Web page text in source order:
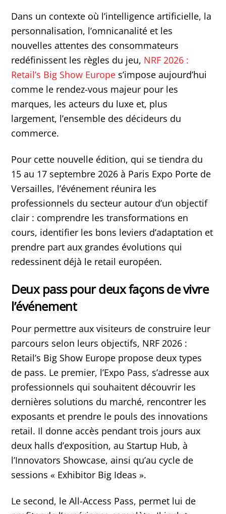
Dans un contexte où l’intelligence artificielle, la
personnalisation, l’omnicanalité et les
nouvelles attentes des consommateurs
redéfinissent les règles du jeu, NRF 2026 :
Retail’s Big Show Europe s’impose aujourd’hui
comme le rendez-vous majeur pour les
marques, les acteurs du luxe et, plus
largement, l’ensemble des décideurs du
commerce.
Pour cette nouvelle édition, qui se tiendra du
15 au 17 septembre 2026 à Paris Expo Porte de
Versailles, l’événement réunira les
professionnels du secteur autour d’un objectif
clair : comprendre les transformations en
cours, identifier les bons leviers d’adaptation et
prendre part aux grandes évolutions qui
redessinent déjà le retail européen.
Deux pass pour deux façons de vivre
l’événement
Pour permettre aux visiteurs de construire leur
parcours selon leurs objectifs, NRF 2026 :
Retail’s Big Show Europe propose deux types
de pass. Le premier, l’Expo Pass, s’adresse aux
professionnels qui souhaitent découvrir les
dernières solutions du marché, rencontrer les
exposants et prendre le pouls des innovations
retail. Il donne accès pendant trois jours aux
deux halls d’exposition, au Startup Hub, à
l’Innovators Showcase, ainsi qu’au cycle de
sessions « Exhibitor Big Ideas ».
Le second, le All-Access Pass, permet lui de